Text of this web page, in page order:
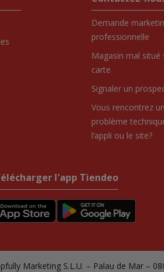
Demande
professionnelle
Magasin mal situé
carte
Signaler un
Vous rencontrez un
problème
l’appli ou le site?
l'app Tiendeo
Marketing S.L.U. – Palau de Mar –